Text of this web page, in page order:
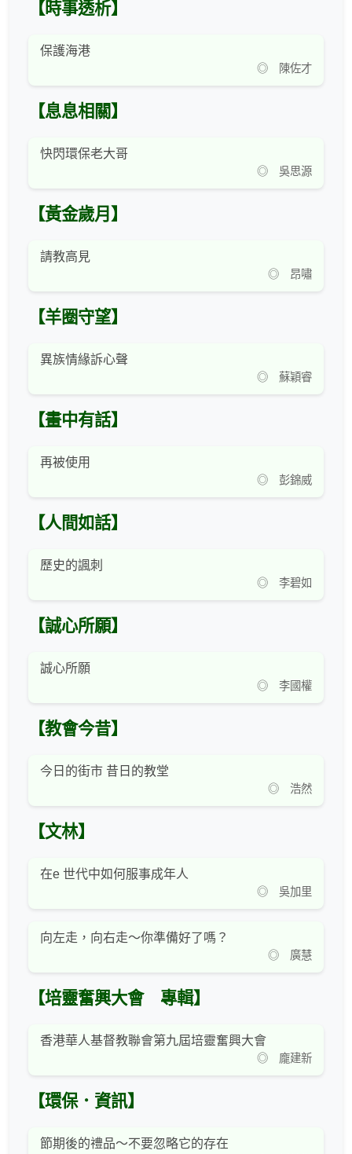
【時事透析】
保護海港
◎ 陳佐才
【息息相關】
快閃環保老大哥
◎ 吳思源
【黃金歲月】
請教高見
◎ 昂嘯
【羊圈守望】
異族情緣訴心聲
◎ 蘇穎睿
【畫中有話】
再被使用
◎ 彭錦威
【人間如話】
歷史的諷刺
◎ 李碧如
【誠心所願】
誠心所願
◎ 李國權
【教會今昔】
今日的街市 昔日的教堂
◎ 浩然
【文林】
在e 世代中如何服事成年人
◎ 吳加里
向左走，向右走～你準備好了嗎？
◎ 廣慧
【培靈奮興大會 專輯】
香港華人基督教聯會第九屆培靈奮興大會
◎ 龐建新
【環保．資訊】
節期後的禮品～不要忽略它的存在